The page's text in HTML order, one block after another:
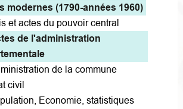
modernes (1790-années 1960)
et actes du pouvoir central
de l'administration
de la commune
civil
Economie, statistiques